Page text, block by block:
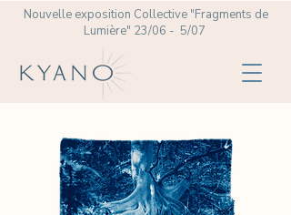
Nouvelle exposition Collective "Fragments de
Lumière" 23/06 - 5/07